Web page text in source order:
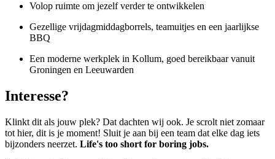
Volop ruimte om jezelf verder te ontwikkelen
Gezellige vrijdagmiddagborrels, teamuitjes en een jaarlijkse
BBQ
Een moderne werkplek in Kollum, goed bereikbaar vanuit
Groningen en Leeuwarden
Interesse?
Klinkt dit als jouw plek? Dat dachten wij ook. Je scrolt niet zomaar
tot hier, dit is je moment! Sluit je aan bij een team dat elke dag iets
bijzonders neerzet. Life's too short for boring jobs.